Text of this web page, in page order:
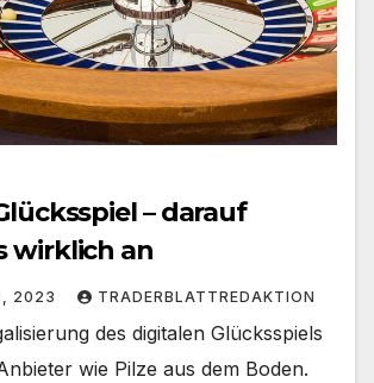
– darauf
wirklich an
2023 TRADERBLATTREDAKTION
des digitalen Glücksspiels
wie Pilze aus dem Boden.